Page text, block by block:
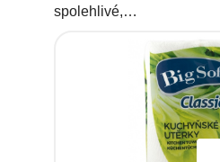
spolehlivé,…